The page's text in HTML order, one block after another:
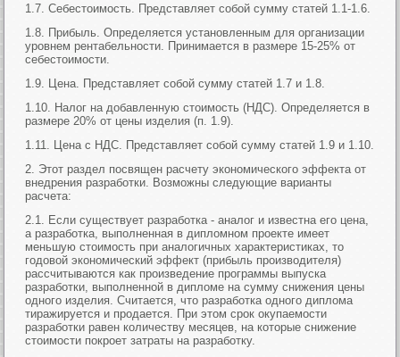
1.7. Себестоимость. Представляет собой сумму статей 1.1-1.6.
1.8. Прибыль. Определяется установленным для организации
уровнем рентабельности. Принимается в размере 15-25% от
себестоимости.
1.9. Цена. Представляет собой сумму статей 1.7 и 1.8.
1.10. Налог на добавленную стоимость (НДС). Определяется в
размере 20% от цены изделия (п. 1.9).
1.11. Цена с НДС. Представляет собой сумму статей 1.9 и 1.10.
2. Этот раздел посвящен расчету экономического эффекта от
внедрения разработки. Возможны следующие варианты
расчета:
2.1. Если существует разработка - аналог и известна его цена,
а разработка, выполненная в дипломном проекте имеет
меньшую стоимость при аналогичных характеристиках, то
годовой экономический эффект (прибыль производителя)
рассчитываются как произведение программы выпуска
разработки, выполненной в дипломе на сумму снижения цены
одного изделия. Считается, что разработка одного диплома
тиражируется и продается. При этом срок окупаемости
разработки равен количеству месяцев, на которые снижение
стоимости покроет затраты на разработку.